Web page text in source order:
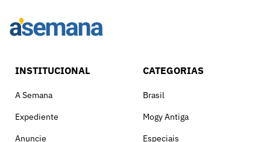
INSTITUCIONAL
A Semana
Expediente
Anuncie
CATEGORIAS
Brasil
Mogy Antiga
Especiais